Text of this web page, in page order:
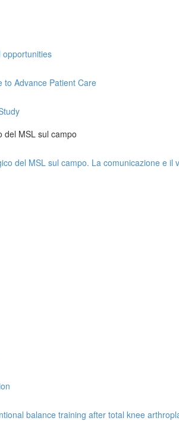
opportunities
to Advance Patient Care
del MSL sul campo
del MSL sul campo. La comunicazione e il
balance training after total knee